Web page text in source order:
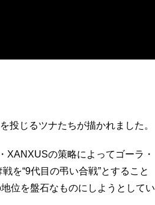
投じるツナたちが描かれました。
XANXUSの策略によってゴーラ・
を“9代目の弔い合戦”とすること
位を盤石なものにしようとしてい